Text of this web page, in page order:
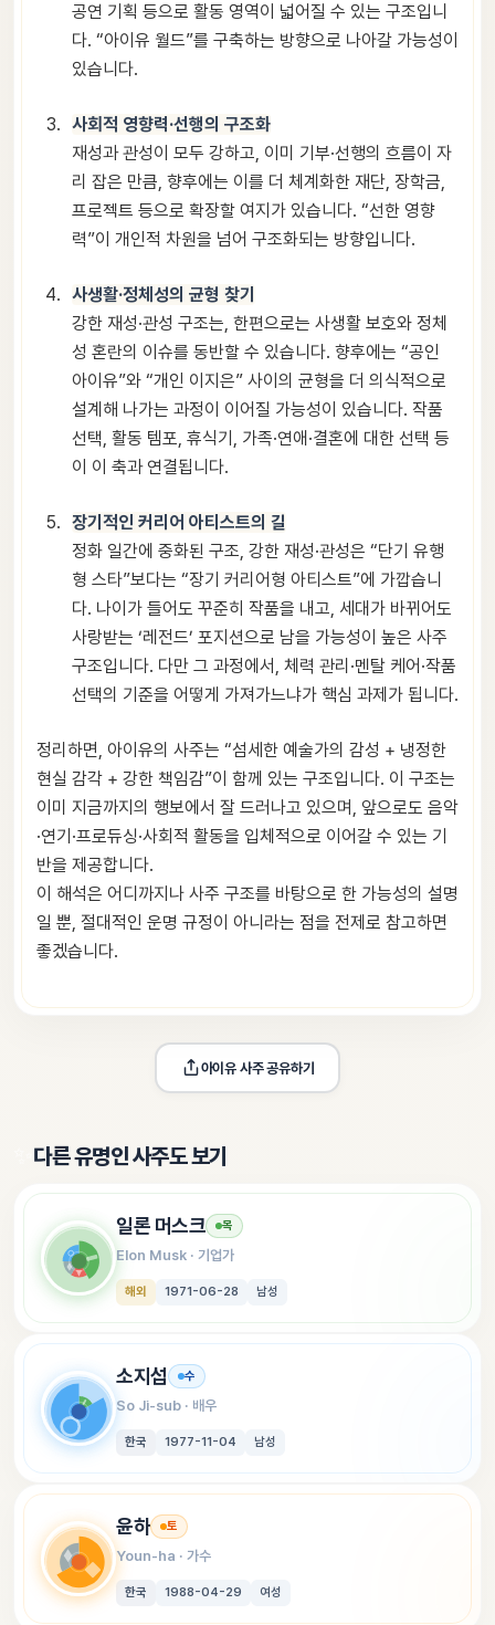
공연 기획 등으로 활동 영역이 넓어질 수 있는 구조입니
다. “아이유 월드”를 구축하는 방향으로 나아갈 가능성이
있습니다.
사회적 영향력·선행의 구조화
재성과 관성이 모두 강하고, 이미 기부·선행의 흐름이 자
리 잡은 만큼, 향후에는 이를 더 체계화한 재단, 장학금,
프로젝트 등으로 확장할 여지가 있습니다. “선한 영향
력”이 개인적 차원을 넘어 구조화되는 방향입니다.
사생활·정체성의 균형 찾기
강한 재성·관성 구조는, 한편으로는 사생활 보호와 정체
성 혼란의 이슈를 동반할 수 있습니다. 향후에는 “공인
아이유”와 “개인 이지은” 사이의 균형을 더 의식적으로
설계해 나가는 과정이 이어질 가능성이 있습니다. 작품
선택, 활동 템포, 휴식기, 가족·연애·결혼에 대한 선택 등
이 이 축과 연결됩니다.
장기적인 커리어 아티스트의 길
정화 일간에 중화된 구조, 강한 재성·관성은 “단기 유행
형 스타”보다는 “장기 커리어형 아티스트”에 가깝습니
다. 나이가 들어도 꾸준히 작품을 내고, 세대가 바뀌어도
사랑받는 ‘레전드’ 포지션으로 남을 가능성이 높은 사주
구조입니다. 다만 그 과정에서, 체력 관리·멘탈 케어·작품
선택의 기준을 어떻게 가져가느냐가 핵심 과제가 됩니다.
정리하면, 아이유의 사주는 “섬세한 예술가의 감성 + 냉정한
현실 감각 + 강한 책임감”이 함께 있는 구조입니다. 이 구조는
이미 지금까지의 행보에서 잘 드러나고 있으며, 앞으로도 음악
·연기·프로듀싱·사회적 활동을 입체적으로 이어갈 수 있는 기
반을 제공합니다.
이 해석은 어디까지나 사주 구조를 바탕으로 한 가능성의 설명
일 뿐, 절대적인 운명 규정이 아니라는 점을 전제로 참고하면
좋겠습니다.
아이유 사주 공유하기
다른 유명인 사주도 보기
일론 머스크 목
Elon Musk · 기업가
해외 1971-06-28 남성
소지섭 수
So Ji-sub · 배우
한국 1977-11-04 남성
윤하 토
Youn-ha · 가수
한국 1988-04-29 여성